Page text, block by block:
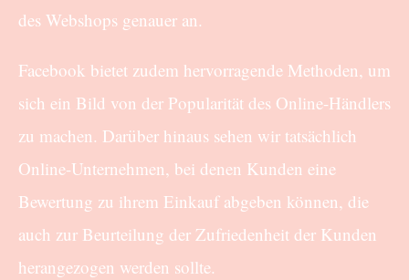
des Webshops genauer an.
Facebook bietet zudem hervorragende Methoden, um
sich ein Bild von der Popularität des Online-Händlers
zu machen. Darüber hinaus sehen wir tatsächlich
Online-Unternehmen, bei denen Kunden eine
Bewertung zu ihrem Einkauf abgeben können, die
auch zur Beurteilung der Zufriedenheit der Kunden
herangezogen werden sollte.